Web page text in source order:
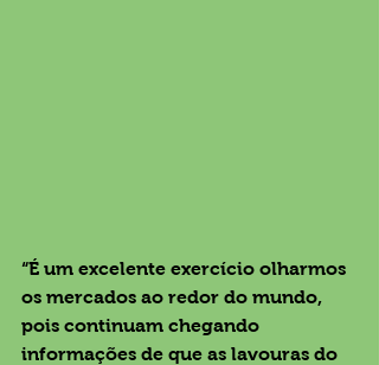
“É um excelente exercício olharmos
os mercados ao redor do mundo,
pois continuam chegando
informações de que as lavouras do